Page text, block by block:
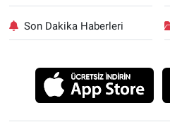
Son Dakika Haberleri